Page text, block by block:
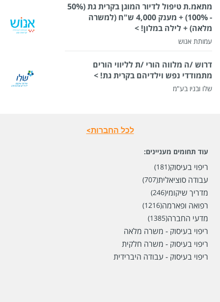
מתאמ.ת טיפול לדיור המוגן בקרית גת (50%
- 100%) + מענק 4,000 ש"ח (למשרה
מלאה) + לילה במלון! >
עמותת אנוש
דרוש /ה מלווה הורי /ת לליווי הורים
מתמודדי נפש וילדיהם בקרית גת! >
שלו ובניו בע"מ
לכל החברות>
עוד תחומים מעניינים:
ריפוי בעיסוק(181)
עבודה סוציאלית(707)
מדריך שיקומי(246)
רפואה ופארמה(1216)
מדעי החברה(1385)
ריפוי בעיסוק - משרה מלאה
ריפוי בעיסוק - משרה חלקית
ריפוי בעיסוק - עבודה היברידית